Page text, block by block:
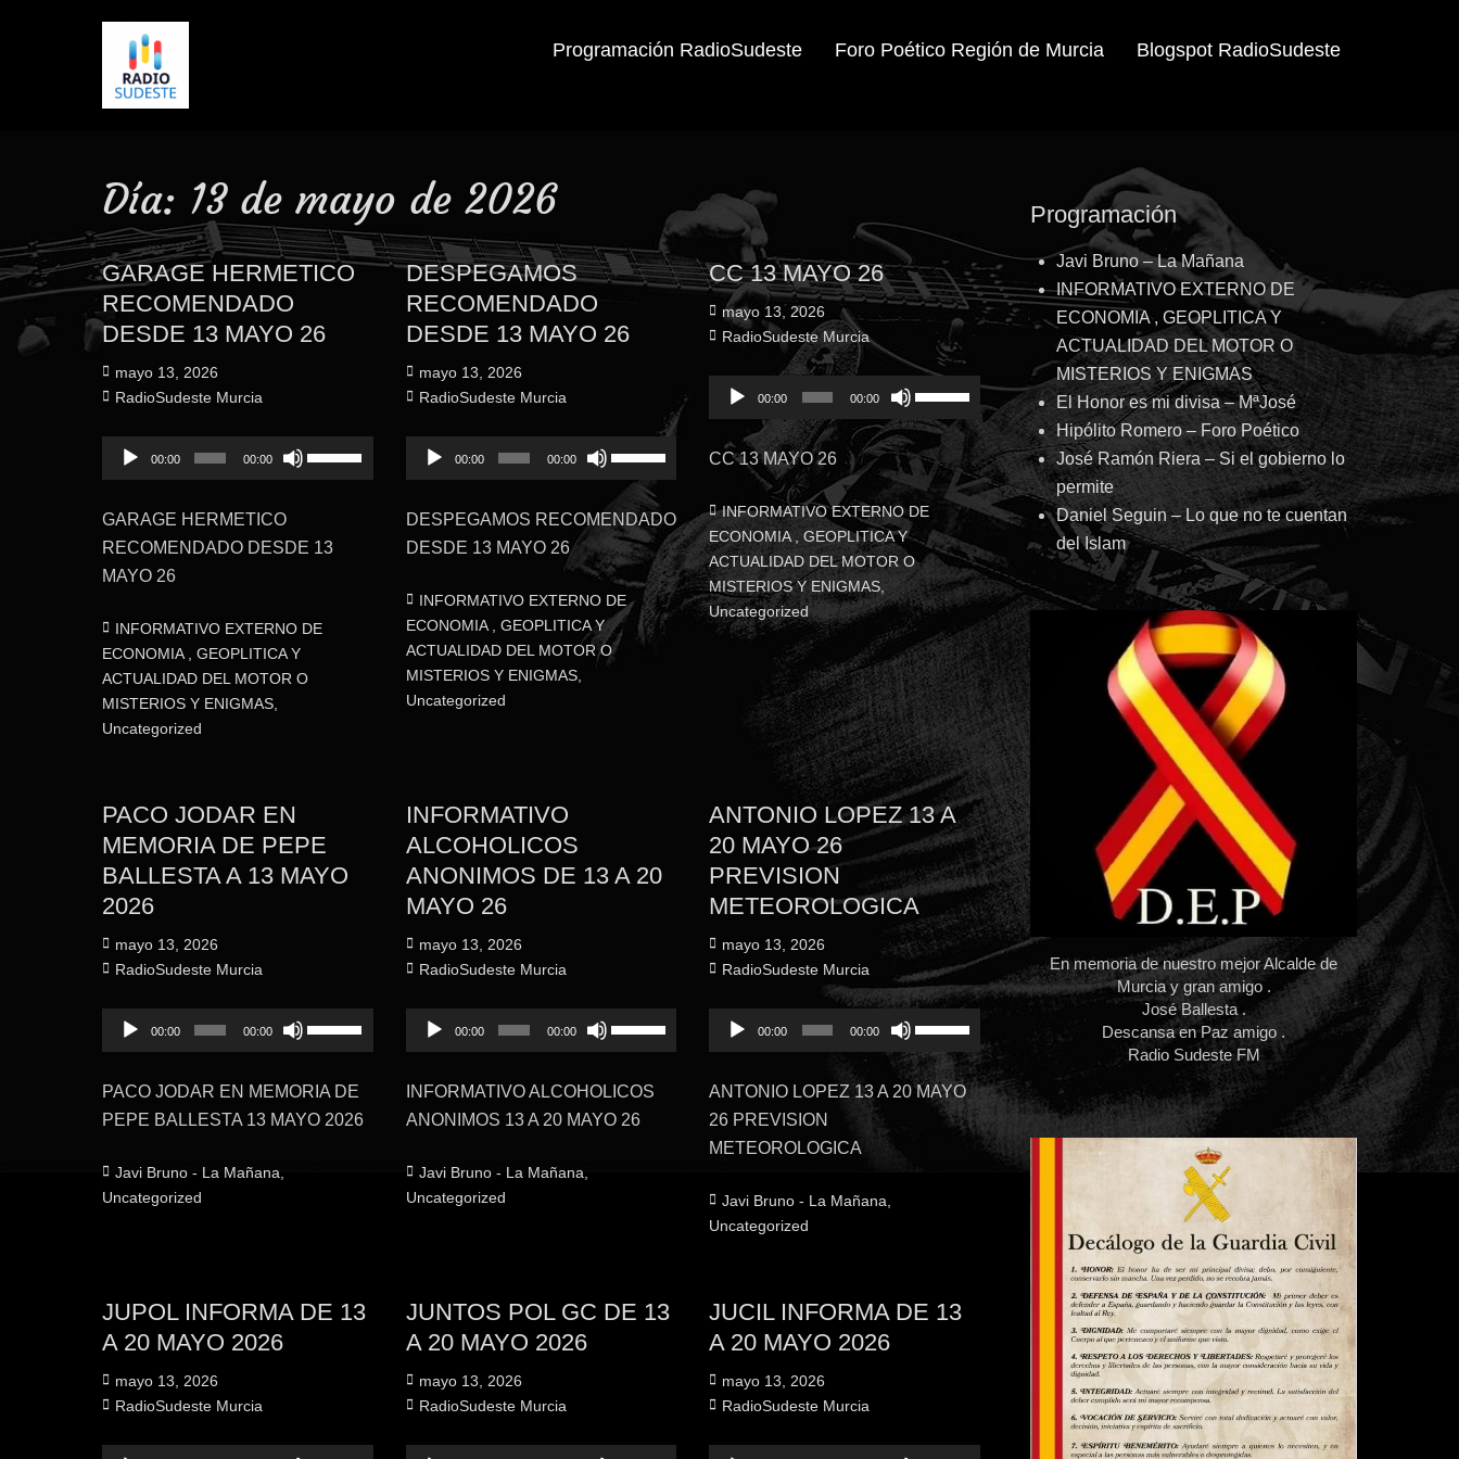
Programación RadioSudeste Foro Poético Región de Murcia Blogspot RadioSudeste
Día: 13 de mayo de 2026
GARAGE HERMETICO
RECOMENDADO
DESDE 13 MAYO 26
Publicado
el
mayo 13, 2026
Autor
RadioSudeste Murcia
Reproductor
de
00:00 00:00
las
o
GARAGE HERMETICO
RECOMENDADO DESDE 13
MAYO 26
Categorías
INFORMATIVO EXTERNO DE
ECONOMIA , GEOPLITICA Y
ACTUALIDAD DEL MOTOR O
MISTERIOS Y ENIGMAS
Uncategorized
DESPEGAMOS
RECOMENDADO
DESDE 13 MAYO 26
Publicado
el
mayo 13, 2026
Autor
RadioSudeste Murcia
Reproductor
de
00:00 00:00
las
teclas
de
flecha
arriba/abajo
para
aumentar
DESPEGAMOS RECOMENDADO
DESDE 13 MAYO 26
Categorías
INFORMATIVO EXTERNO DE
ECONOMIA , GEOPLITICA Y
ACTUALIDAD DEL MOTOR O
MISTERIOS Y ENIGMAS,
Uncategorized
CC 13 MAYO 26
Publicado
el
mayo 13, 2026
Autor
RadioSudeste Murcia
Reproductor
de
audio
00:00 00:00
teclas
de
flecha
arriba/abajo
para
aumentar
o
disminuir
el
volumen.
CC 13 MAYO 26
Categorías
INFORMATIVO EXTERNO DE
ECONOMIA , GEOPLITICA Y
ACTUALIDAD DEL MOTOR O
MISTERIOS Y ENIGMAS
Uncategorized
PACO JODAR EN
MEMORIA DE PEPE
BALLESTA A 13 MAYO
2026
Publicado
el
mayo 13, 2026
Autor
RadioSudeste Murcia
Reproductor
de
00:00 00:00
las
el
PACO JODAR EN MEMORIA DE
PEPE BALLESTA 13 MAYO 2026
Categorías
Javi Bruno - La Mañana
Uncategorized
INFORMATIVO
ALCOHOLICOS
ANONIMOS DE 13 A 20
MAYO 26
Publicado
el
mayo 13, 2026
Autor
RadioSudeste Murcia
Reproductor
de
00:00 00:00
las
el
INFORMATIVO ALCOHOLICOS
ANONIMOS 13 A 20 MAYO 26
Categorías
Javi Bruno - La Mañana
Uncategorized
ANTONIO LOPEZ 13 A
20 MAYO 26
PREVISION
METEOROLOGICA
Publicado
el
mayo 13, 2026
Autor
RadioSudeste Murcia
Reproductor
de
00:00 00:00
teclas
de
arriba/abajo
el
ANTONIO LOPEZ 13 A 20 MAYO
26 PREVISION
METEOROLOGICA
Categorías
Javi Bruno - La Mañana
Uncategorized
JUPOL INFORMA DE 13
A 20 MAYO 2026
Publicado
el
mayo 13, 2026
Autor
RadioSudeste Murcia
JUNTOS POL GC DE 13
A 20 MAYO 2026
Publicado
el
mayo 13, 2026
Autor
RadioSudeste Murcia
JUCIL INFORMA DE 13
A 20 MAYO 2026
Publicado
el
mayo 13, 2026
Autor
RadioSudeste Murcia
Programación
Javi Bruno – La Mañana
INFORMATIVO EXTERNO DE
ECONOMIA , GEOPLITICA Y
ACTUALIDAD DEL MOTOR O
MISTERIOS Y ENIGMAS
El Honor es mi divisa – MªJosé
Hipólito Romero – Foro Poético
José Ramón Riera – Si el gobierno lo
permite
Daniel Seguin – Lo que no te cuentan
del Islam
En memoria de nuestro mejor Alcalde de
Murcia y gran amigo .
José Ballesta .
Descansa en Paz amigo .
Radio Sudeste FM